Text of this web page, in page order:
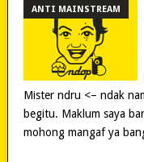
ANTI MAINSTREAM
Mister ndru <– ndak
begitu. Maklum saya
mohong mangaf ya